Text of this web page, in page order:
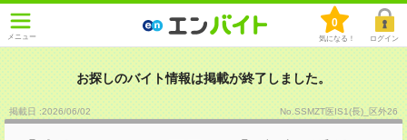
メニュー
0
気になる！ ログイン
お探しのバイト情報は掲載が終了しました。
掲載日 :2026/06/02 No.SSMZT医IS1(長)_区外26